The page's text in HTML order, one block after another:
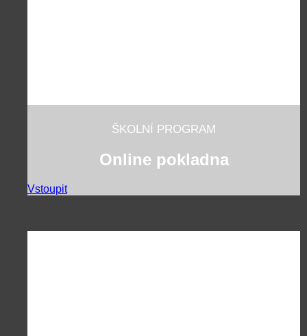
ŠKOLNÍ PROGRAM
Online pokladna
Vstoupit